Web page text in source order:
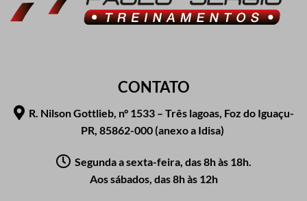
CONTATO
R. Nilson Gottlieb, n° 1533 – Três lagoas, Foz do Iguaçu-
PR, 85862-000 (anexo a Idisa)
Segunda a sexta-feira, das 8h às 18h.
Aos sábados, das 8h às 12h